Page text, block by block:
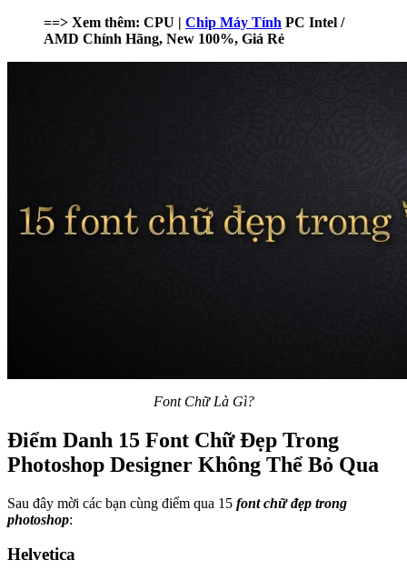
==> Xem thêm: CPU | Chip Máy Tính PC Intel /
AMD Chính Hãng, New 100%, Giá Rẻ
Font Chữ Là Gì?
Điểm Danh 15 Font Chữ Đẹp Trong
Photoshop Designer Không Thể Bỏ Qua
Sau đây mời các bạn cùng điểm qua 15 font chữ đẹp trong
photoshop:
Helvetica